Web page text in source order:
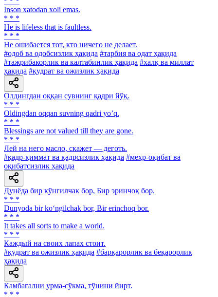
Inson xatodan xoli emas.
* * *
He is lifeless that is faultless.
* * *
He ошибается тот, кто ничего не делает.
#одоб ва одобсизлик ҳақида #тарбия ва одат ҳақида
#тажрибакорлик ва калтабинлик ҳақида #халқ ва миллат
ҳақида #қудрат ва ожизлик ҳақида
Олдингдан оққан сувнинг қадри йўқ.
* * *
Oldingdan oqqan suvning qadri yoʼq.
* * *
Blessings are not valued till they are gone.
* * *
Лей на него масло, скажет — деготь.
#қадр-қиммат ва қадрсизлик ҳақида #меҳр-оқибат ва
оқибатсизлик ҳақида
Дунёда бир кўнгилчак бор, Бир эринчоқ бор.
* * *
Dunyoda bir ko‘ngilchak bor, Bir erinchoq bor.
* * *
It takes all sorts to make a world.
* * *
Каждый на своих лапах стоит.
#қудрат ва ожизлик ҳақида #барқарорлик ва беқарорлик
ҳақида
Камбағални урма-сўкма, тўнини йирт.
* * *